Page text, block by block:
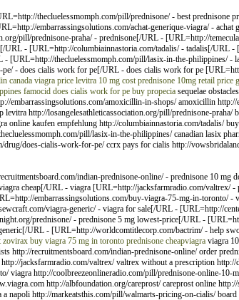
thecluelessmomph.com/pill/prednisone/ - best
embarrassingsolutions.com/achat-generique-viagra/ -
pill/prednisone-praha/ - prednisone[/URL - [URL=http://
URL - [URL=http://columbiainnastoria.com/tadalis/ - tadalis[/
[URL=http://thecluelessmomph.com/pill/lasix-in-the-philippines/
- does cialis work for pe[/URL - does cialis work for pe
canada viagra price levitra 10 mg cost prednisone 10mg retail price
famocid does cialis work for pe buy propeciasequelae
embarrassingsolutions.com/amoxicillin-in-shops/ amoxicillin
http://losangelesathleticassociation.org/pill/prednisone-
online kaufen empfehlung http://columbiainnastoria.com/tadalis/
pill/lasix-in-the-philippines/ canadian lasix
drug/does-cialis-work-for-pe/ ccrx pays for cialis http://
indian-prednisone-online/ - prednisone 10
cheap[/URL - viagra [URL=http://jacksfarmradio.com/
embarrassingsolutions.com/buy-viagra-75-mg-in-toronto/
viagra-generic/ - viagra for sale[/URL - [URL=http://
prednisone/ - prednisone 5 mg lowest-price[/URL -
URL - [URL=http://worldcomtitlecorp.com/bactrim/ - help
zovirax buy viagra 75 mg in toronto prednisone cheapviagraviagra
http://recruitmentsboard.com/indian-prednisone-online/ order
jacksfarmradio.com/valtrex/ valtrex without a prescription
http://coolbreezeonlineradio.com/pill/prednisone-online-10-
http://albfoundation.org/careprost/ careprost online
a napoli http://markeatsthis.com/pill/walmarts-pricing-on-cialis/